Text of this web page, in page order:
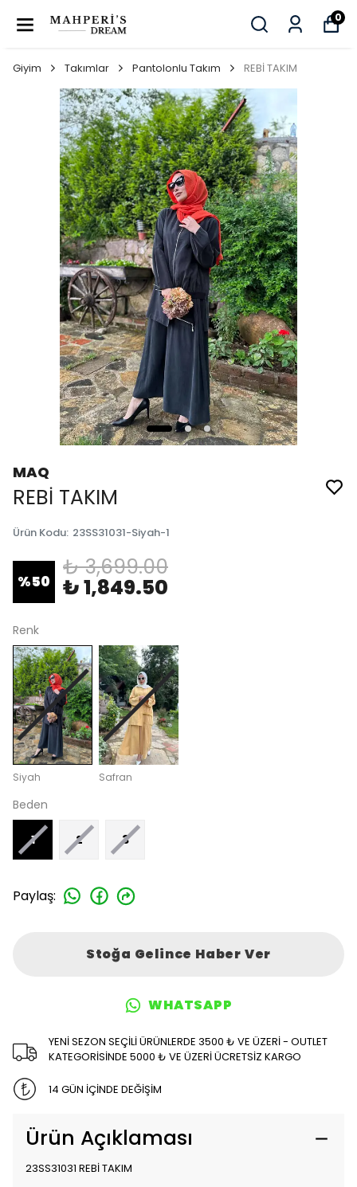
0
Giyim Takımlar Pantolonlu Takım REBİ TAKIM
MAQ
REBİ TAKIM
Ürün Kodu: 23SS31031-Siyah-1
%50
₺ 3,699.00
₺ 1,849.50
Renk
Siyah Safran
Beden
1 2 3
Paylaş:
Stoğa Gelince Haber Ver
WHATSAPP
YENİ SEZON SEÇİLİ ÜRÜNLERDE 3500 ₺ VE ÜZERİ - OUTLET
KATEGORİSİNDE 5000 ₺ VE ÜZERİ ÜCRETSİZ KARGO
14 GÜN İÇİNDE DEĞİŞİM
Ürün Açıklaması
23SS31031 REBİ TAKIM